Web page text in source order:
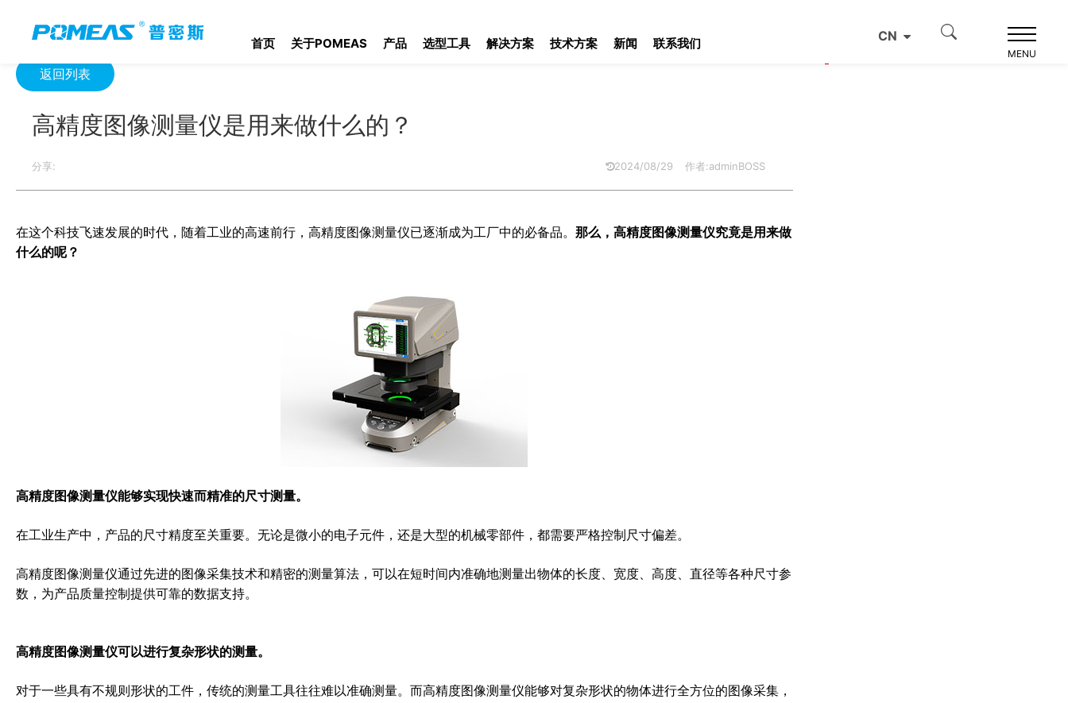
首页 关于POMEAS 产品 选型工具 解决方案 技术方案 新闻 联系我们 CN
MENU
返回列表
高精度图像测量仪是用来做什么的？
分享: 2024/08/29 作者:adminBOSS
在这个科技飞速发展的时代，随着工业的高速前行，高精度图像测量仪已逐渐成为工厂中的必备品。 那么，高精度图像测量仪究竟是用来做
什么的呢？
高精度图像测量仪能够实现快速而精准的尺寸测量。
在工业生产中，产品的尺寸精度至关重要。无论是微小的电子元件，还是大型的机械零部件，都需要严格控制尺寸偏差。
高精度图像测量仪通过先进的图像采集技术和精密的测量算法，可以在短时间内准确地测量出物体的长度、宽度、高度、直径等各种尺寸参
数，为产品质量控制提供可靠的数据支持。
高精度图像测量仪可以进行复杂形状的测量。
对于一些具有不规则形状的工件，传统的测量工具往往难以准确测量。而高精度图像测量仪能够对复杂形状的物体进行全方位的图像采集，